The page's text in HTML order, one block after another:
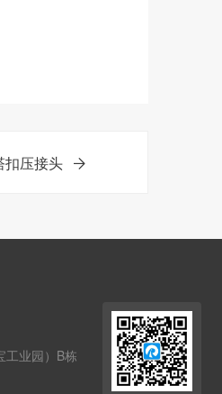
扣压接头
工业园）B栋